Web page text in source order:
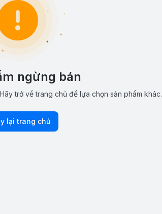
ngừng bán
trở về trang chủ để lựa chọn sản phẩm khác.
lại trang chủ